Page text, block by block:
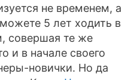
не временем, а
5 лет ходить в
совершая те же
и в начале своего
новички. Но да